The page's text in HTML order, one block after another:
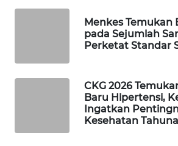
Menkes Temukan
pada Sejumlah
Perketat Standar
CKG 2026
Baru Hipertensi,
Ingatkan
Kesehatan
OTOMOTIF